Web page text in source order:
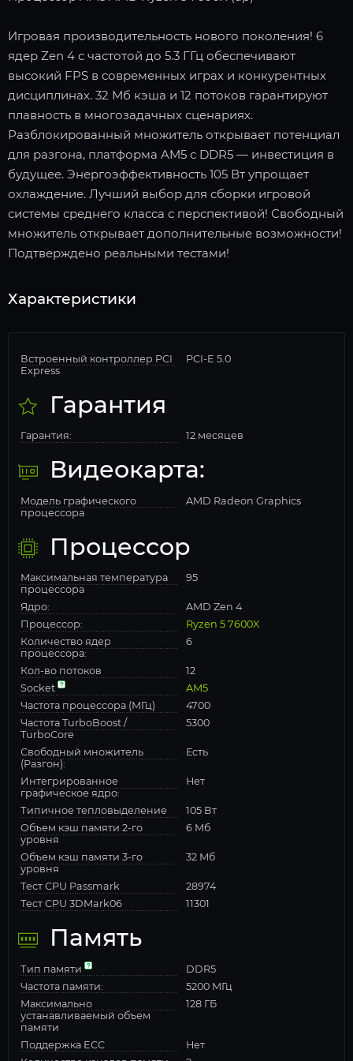
Игровая производительность нового поколения! 6
ядер Zen 4 с частотой до 5.3 ГГц обеспечивают
высокий FPS в современных играх и конкурентных
дисциплинах. 32 Мб кэша и 12 потоков гарантируют
плавность в многозадачных сценариях.
Разблокированный множитель открывает потенциал
для разгона, платформа AM5 с DDR5 — инвестиция в
будущее. Энергоэффективность 105 Вт упрощает
охлаждение. Лучший выбор для сборки игровой
системы среднего класса с перспективой! Свободный
множитель открывает дополнительные возможности!
Подтверждено реальными тестами!
Характеристики
Встроенный контроллер PCI
Express
PCI-E 5.0
Гарантия
Гарантия: 12 месяцев
Видеокарта:
Модель графического
процессора
AMD Radeon Graphics
Процессор
Максимальная температура
процессора
95
Ядро:
AMD Zen 4
Процессор:
Ryzen 5 7600X
Количество ядер
процессора:
6
Кол-во потоков
12
Socket
AM5
Частота процессора (МГц)
4700
Частота TurboBoost /
TurboCore
5300
Свободный множитель
(Разгон):
Есть
Интегрированное
графическое ядро:
Нет
Типичное тепловыделение
105 Вт
Объем кэш памяти 2-го
уровня
6 Мб
Объем кэш памяти 3-го
уровня
32 Мб
Тест CPU Passmark
28974
Тест CPU 3DMark06
11301
Память
Тип памяти
DDR5
Частота памяти:
5200 МГц
Максимально
устанавливаемый объем
памяти
128 ГБ
Поддержка ECC
Нет